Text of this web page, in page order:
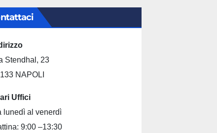
Stendhal, 23
NAPOLI
Uffici
lunedì al venerdì
9:00 –13:30